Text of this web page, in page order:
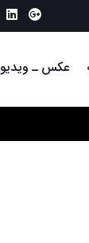
عکس ـ ویدیو